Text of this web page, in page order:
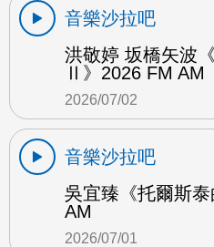
音樂沙拉吧
洪敬婷 坂橋矢波
Ⅱ》2026 FM AM
2026/07/02
音樂沙拉吧
吳宜臻《托爾斯
AM
2026/07/01